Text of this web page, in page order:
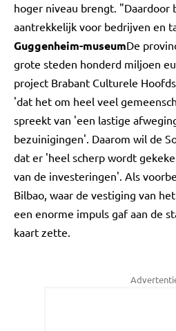
hoger niveau brengt. "Daardoor
aantrekkelijk voor bedrijven en
Guggenheim-museumDe
grote steden honderd miljoen
project Brabant Culturele
'dat het om heel veel
spreekt van 'een lastige
bezuinigingen'. Daarom wil de
dat er 'heel scherp wordt
van de investeringen'. Als
Bilbao, waar de vestiging van
een enorme impuls gaf aan de
kaart zette.